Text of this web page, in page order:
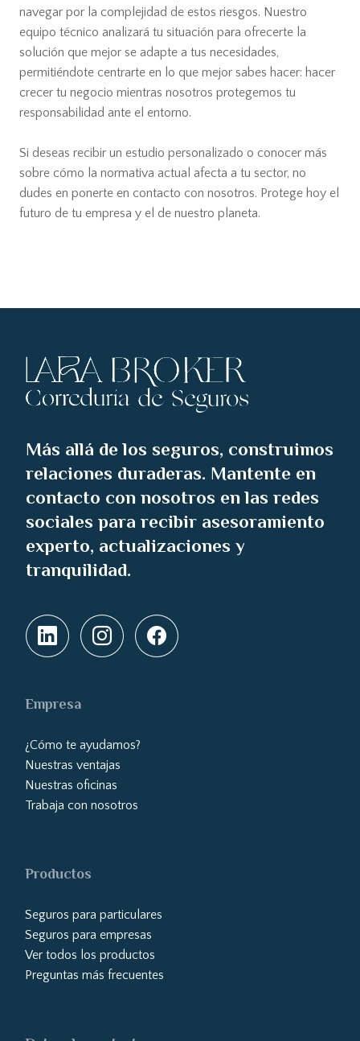
navegar por la complejidad de estos riesgos. Nuestro
equipo técnico analizará tu situación para ofrecerte la
solución que mejor se adapte a tus necesidades,
permitiéndote centrarte en lo que mejor sabes hacer: hacer
crecer tu negocio mientras nosotros protegemos tu
responsabilidad ante el entorno.
Si deseas recibir un estudio personalizado o conocer más
sobre cómo la normativa actual afecta a tu sector, no
dudes en ponerte en contacto con nosotros. Protege hoy el
futuro de tu empresa y el de nuestro planeta.
Más allá de los seguros, construimos
relaciones duraderas. Mantente en
contacto con nosotros en las redes
sociales para recibir asesoramiento
experto, actualizaciones y
tranquilidad.
Empresa
¿Cómo te ayudamos?
Nuestras ventajas
Nuestras oficinas
Trabaja con nosotros
Productos
Seguros para particulares
Seguros para empresas
Ver todos los productos
Preguntas más frecuentes